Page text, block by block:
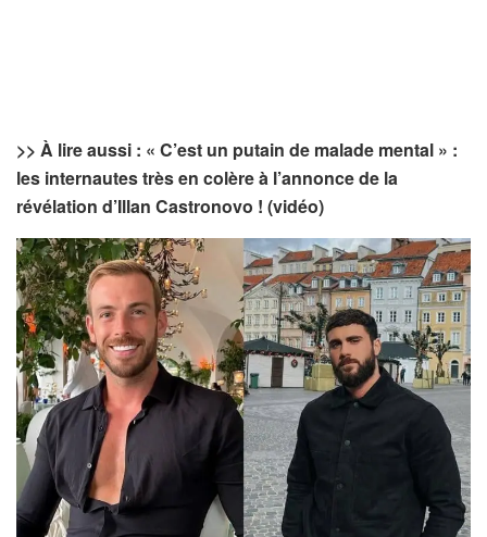
>> À lire aussi : « C’est un putain de malade mental » :
les internautes très en colère à l’annonce de la
révélation d’Illan Castronovo ! (vidéo)